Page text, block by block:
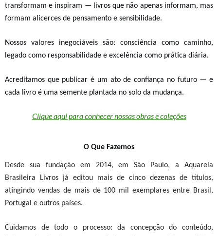
transformam e inspiram — livros que não apenas informam, mas
formam alicerces de pensamento e sensibilidade.
Nossos valores inegociáveis são: consciência como caminho,
legado como responsabilidade e excelência como prática diária.
Acreditamos que publicar é um ato de confiança no futuro — e
cada livro é uma semente plantada no solo da mudança.
Clique aqui para conhecer nossas obras e coleções
O Que Fazemos
Desde sua fundação em 2014, em São Paulo, a Aquarela
Brasileira Livros já editou mais de cinco dezenas de títulos,
atingindo vendas de mais de 100 mil exemplares entre Brasil,
Portugal e outros países.
Cuidamos de todo o processo: da concepção do conteúdo,